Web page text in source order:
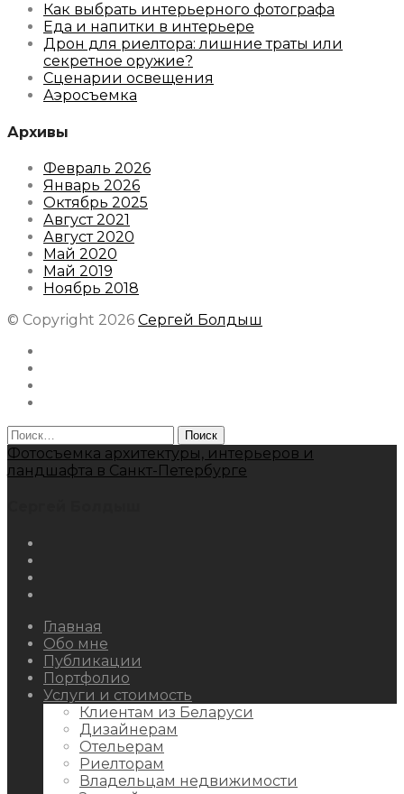
Как выбрать интерьерного фотографа
Еда и напитки в интерьере
Дрон для риелтора: лишние траты или
секретное оружие?
Сценарии освещения
Аэросъемка
Архивы
Февраль 2026
Январь 2026
Октябрь 2025
Август 2021
Август 2020
Май 2020
Май 2019
Ноябрь 2018
© Copyright 2026 Сергей Болдыш
Найти:
Фотосъемка архитектуры, интерьеров и
ландшафта в Санкт-Петербурге
Главная
Обо мне
Публикации
Портфолио
Услуги и стоимость
Клиентам из Беларуси
Дизайнерам
Отельерам
Риелторам
Владельцам недвижимости